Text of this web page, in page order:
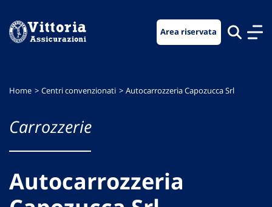
menu
contenuto
footer
Area riservata
Home Centri convenzionati Autocarrozzeria Capozucca Srl
Carrozzerie
Autocarrozzeria